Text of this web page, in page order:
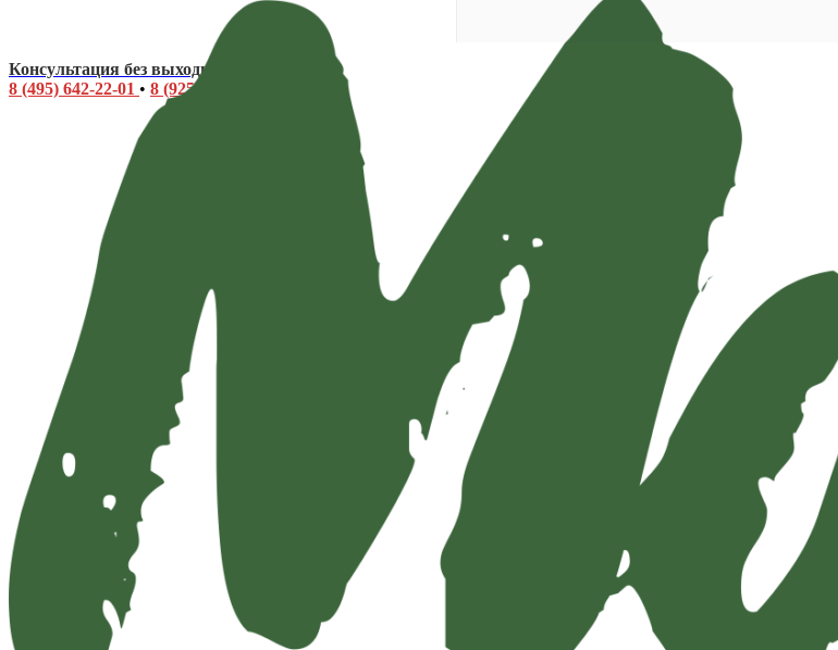
Консультация без выходных: 9.00-20.00
8 (495) 642-22-01 • 8 (925) 543-83-07